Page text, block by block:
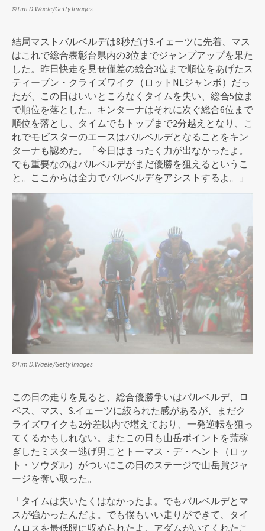
©Tim D.Waele/Getty Images
結局マストバルベルデは8秒だけS.イェーツに先着、マス
はこれで総合表彰台県内の3位までジャンプアップを果た
した。昨日快走を見せ僅差の総合3位まで順位をあげたス
ティーブン・クライズワイク（ロットNLジャンボ）だっ
たが、この日はいいところなくタイムを失い、総合5位ま
で順位を落とした。キンターナはそれに次ぐ総合6位まで
順位を落とし、タイムでもトップまで2分越えとなり、こ
れでモビスターのエースはバルベルデとなることをキン
ターナも認めた。「今日はまったく力が出なかったよ。
でも重要なのはバルベルデがまだ優勝を狙えるというこ
と。ここからは全力でバルベルデをアシストするよ。」
©Tim D.Waele/Getty Images
この日の走りを見ると、総合優勝争いはバルベルデ、ロ
ペス、マス、S.イェーツに絞られた感があるが、まだク
ライズワイクも2分差以内で堪えており、一発逆転を狙っ
てくるかもしれない。またこの日も山岳ポイントを荒稼
ぎしたミスター逃げ男ことトーマス・デ・ヘント（ロッ
ト・ソウダル）がついにこの日のステージで山岳賞ジャ
ージを奪い取った。
「タイムは失いたくはなかったよ。でもバルベルデとマ
スが強かったんだよ。でも僕もいい走りができて、タイ
ムロスを最低限に収められたよ。アダムがいてくれたこ